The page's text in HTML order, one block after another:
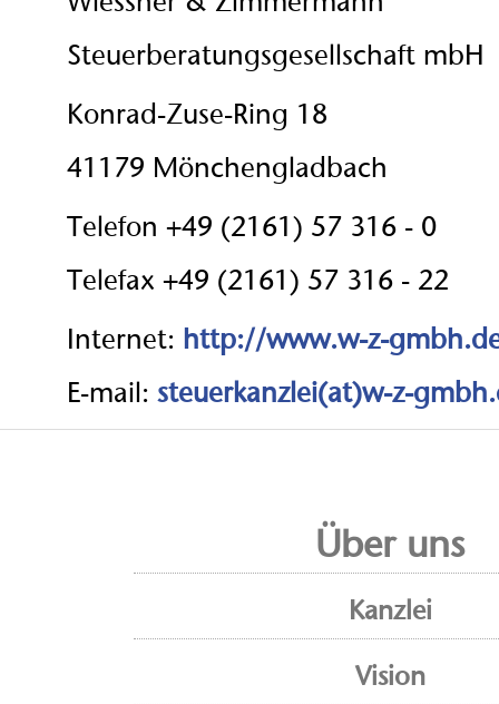
Steuerberatungsgesellschaft mbH
Konrad-Zuse-Ring 18
41179 Mönchengladbach
Telefon +49 (2161) 57 316 - 0
Telefax +49 (2161) 57 316 - 22
Internet: http://www.w-z-
E-mail: steuerkanzlei(at)w-z-
Über uns
Kanzlei
Vision